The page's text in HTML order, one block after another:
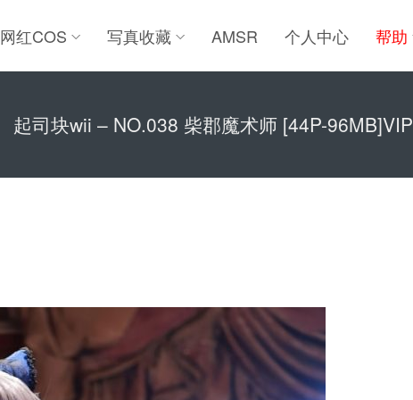
网红COS 写真收藏 AMSR 个人中心 帮助
起司块wii – NO.038 柴郡魔术师 [44P-96MB]VIP